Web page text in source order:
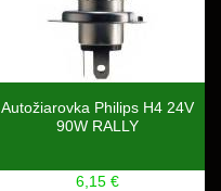
Autožiarovka Philips H4 24V
90W RALLY
6,15 €